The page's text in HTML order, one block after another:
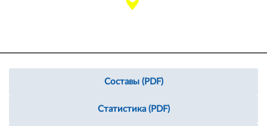
Составы (PDF)
Статистика (PDF)